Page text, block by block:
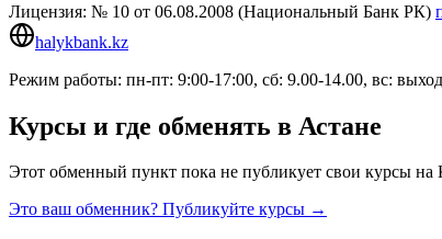
Лицензия: № 10 от 06.08.2008 (Национальный Банк РК)
halykbank.kz
Режим работы: пн-пт: 9:00-17:00, сб: 9.00-14.00, вс: выход
Курсы и где обменять в Астане
Этот обменный пункт пока не публикует свои курсы
Это ваш обменник? Публикуйте курсы →